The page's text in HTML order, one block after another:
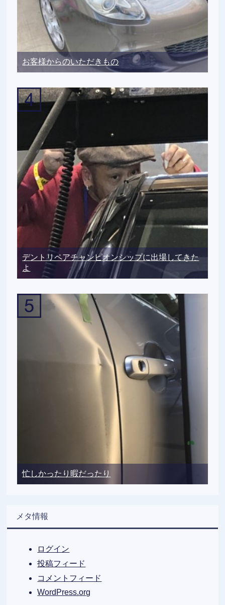
お客様からのいただきもの
デントリペアチャンピオンシップに出場してきた
よ
忙しかったり暇だったり
メタ情報
ログイン
投稿フィード
コメントフィード
WordPress.org